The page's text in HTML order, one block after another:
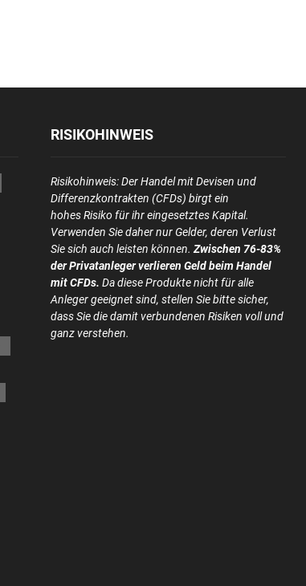
RISIKOHINWEIS
Risikohinweis: Der Handel mit Devisen und
Differenzkontrakten (CFDs) birgt ein
hohes Risiko für ihr eingesetztes Kapital.
Verwenden Sie daher nur Gelder, deren Verlust
Sie sich auch leisten können.Zwischen 76-83%
der Privatanleger verlieren Geld beim Handel
mit CFDs. Da diese Produkte nicht für alle
Anleger geeignet sind, stellen Sie bitte sicher,
dass Sie die damit verbundenen Risiken voll und
ganz verstehen.